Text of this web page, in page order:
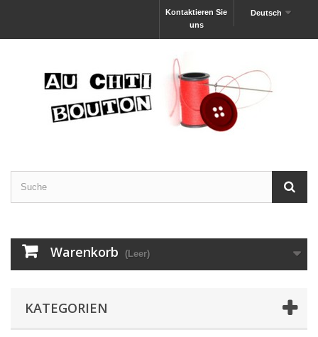
Deutsch
Kontaktieren Sie
uns
Warenkorb (Leer)
KATEGORIEN